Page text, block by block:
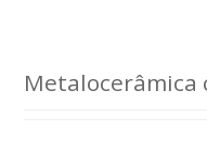
Metalocerâmica